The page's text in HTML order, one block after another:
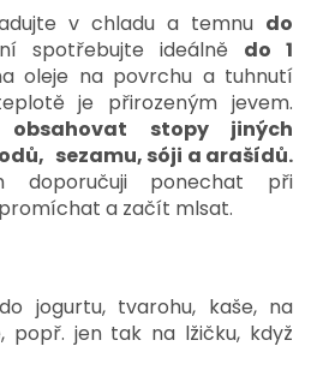
v chladu a temnu do
spotřebujte ideálně do 1
oleje na povrchu a tuhnutí
je přirozeným jevem.
obsahovat stopy jiných
sezamu, sóji a arašídů.
doporučuji ponechat při
a začít mlsat.
jogurtu, tvarohu, kaše, na
popř. jen tak na lžičku, když